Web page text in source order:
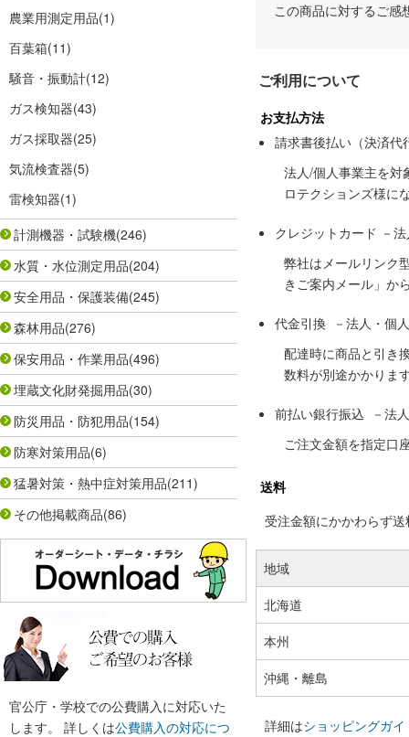
農業用測定用品(1)
百葉箱(11)
騒音・振動計(12)
ガス検知器(43)
ガス採取器(25)
気流検査器(5)
雷検知器(1)
計測機器・試験機(246)
水質・水位測定用品(204)
安全用品・保護装備(245)
森林用品(276)
保安用品・作業用品(496)
埋蔵文化財発掘用品(30)
防災用品・防犯用品(154)
防寒対策用品(6)
猛暑対策・熱中症対策用品(211)
その他掲載商品(86)
官公庁・学校での公費購入に対応いた
します。 詳しくは公費購入の対応につ
この商品に対するご感
ご利用について
お支払方法
請求書後払い（決済代
法人/個人事業主を対
ロテクションズ様に
クレジットカード －
弊社はメールリンク
きご案内メール」か
代金引換 －法人・個
配達時に商品と引き
数料が別途かかりま
前払い銀行振込 －法
ご注文金額を指定口
送料
受注金額にかかわらず
地域
北海道
本州
沖縄・離島
詳細はショッピングガイ